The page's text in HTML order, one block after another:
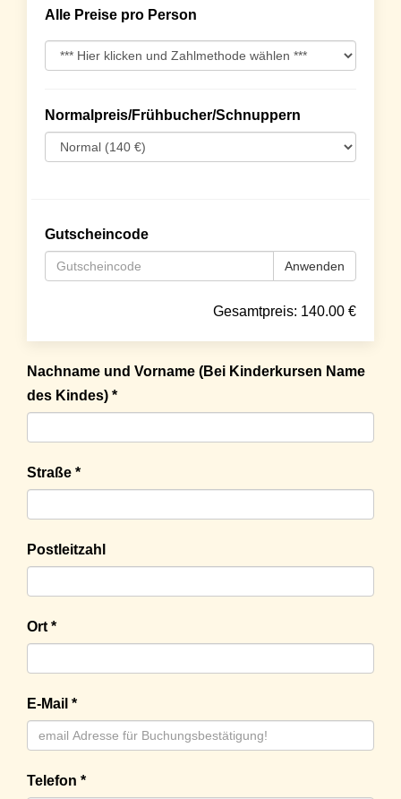
Alle Preise pro Person
Normalpreis/Frühbucher/Schnuppern
Gutscheincode
Anwenden
Gesamtpreis: 140.00 €
Nachname und Vorname (Bei Kinderkursen Name
des Kindes) *
Straße *
Postleitzahl
Ort *
E-Mail *
Telefon *